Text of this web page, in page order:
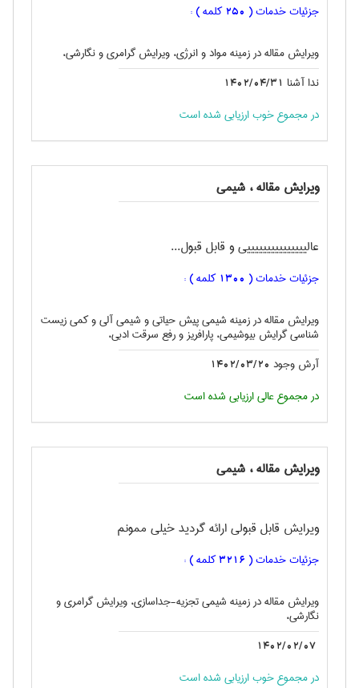
جزئیات خدمات ( 250 کلمه ) :
ویرایش مقاله در زمینه مواد و انرژی، ویرایش گرامری و نگارشی،
ندا آشنا 1402/04/31
در مجموع خوب ارزیابی شده است
ویرایش مقاله ، شيمی
عالیییییییییییییییی و قابل قبول...
جزئیات خدمات ( 1300 کلمه ) :
ویرایش مقاله در زمینه شیمی پیش حیاتی و شیمی آلی و کمی زیست
شناسی گرایش بیوشیمی، پارافریز و رفع سرقت ادبی،
آرش وجود 1402/03/20
در مجموع عالی ارزیابی شده است
ویرایش مقاله ، شيمی
ویرایش قابل قبولی ارائه گردید خیلی ممونم
جزئیات خدمات ( 3216کلمه ) :
ویرایش مقاله در زمینه شیمی تجزیه-جداسازی، ویرایش گرامری و
نگارشی،
1402/02/07
در مجموع خوب ارزیابی شده است